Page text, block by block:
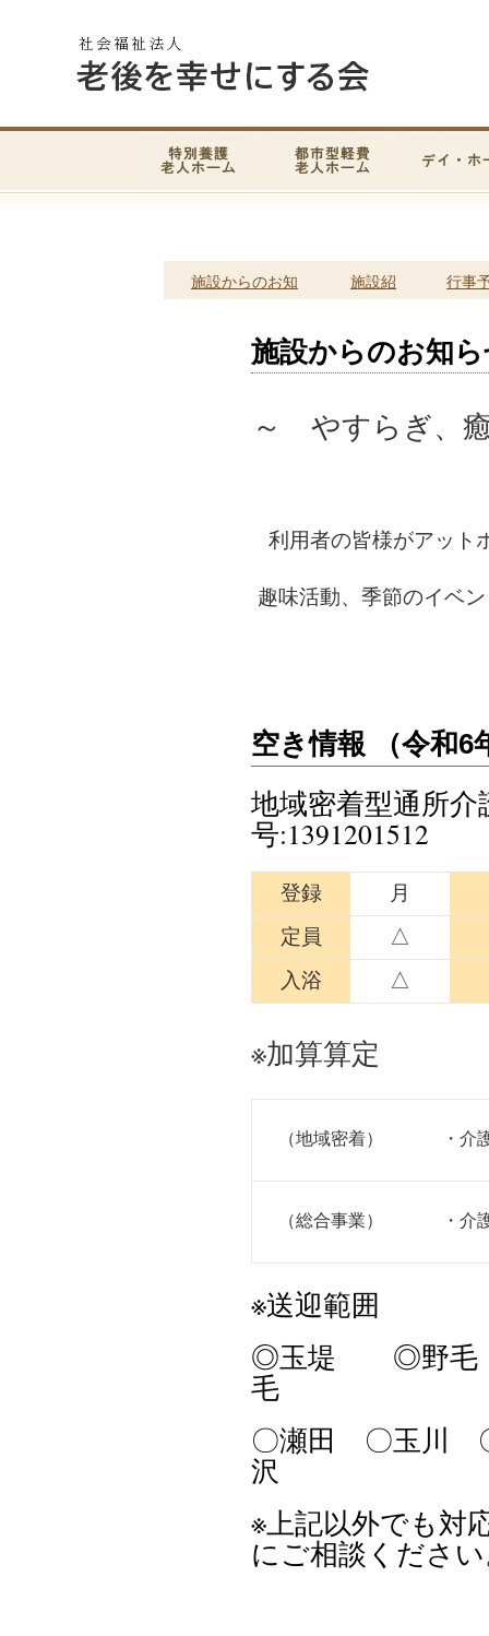
施設からのお知 施設紹 行事
施設からのお知
～ やすらぎ、
利用者の皆様がアット
趣味活動、季節のイベ
空き情報 （令和6
地域密着型通所
号:1391201512
登録
月
定員
△
入浴
△
※加算算定
（地域密着） ・
（総合事業） ・
※送迎範囲
◎玉堤 ◎野
毛
〇瀬田 〇玉川
沢
※上記以外でも対
にご相談くださ